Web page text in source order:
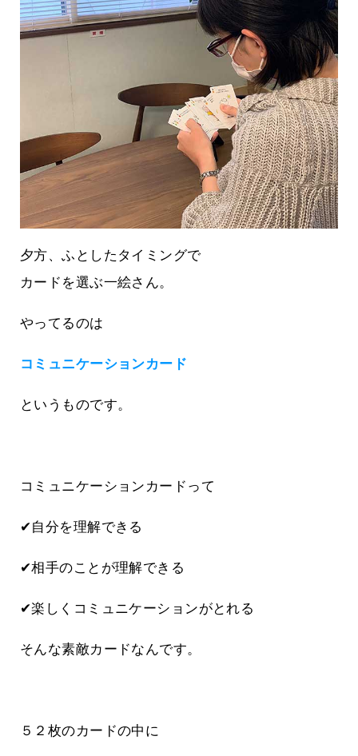
夕方、ふとしたタイミングで
カードを選ぶ一絵さん。
やってるのは
コミュニケーションカード
というものです。
コミュニケーションカードって
✔自分を理解できる
✔相手のことが理解できる
✔楽しくコミュニケーションがとれる
そんな素敵カードなんです。
５２枚のカードの中に